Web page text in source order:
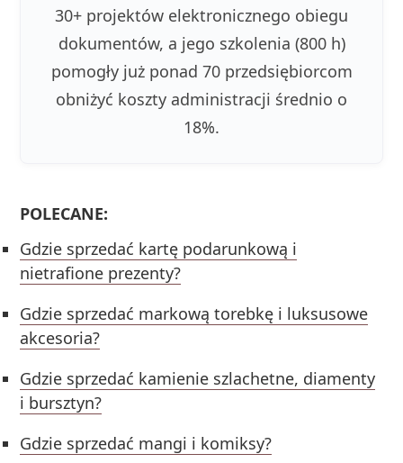
30+ projektów elektronicznego obiegu
dokumentów, a jego szkolenia (800 h)
pomogły już ponad 70 przedsiębiorcom
obniżyć koszty administracji średnio o
18%.
POLECANE:
Gdzie sprzedać kartę podarunkową i
nietrafione prezenty?
Gdzie sprzedać markową torebkę i luksusowe
akcesoria?
Gdzie sprzedać kamienie szlachetne, diamenty
i bursztyn?
Gdzie sprzedać mangi i komiksy?